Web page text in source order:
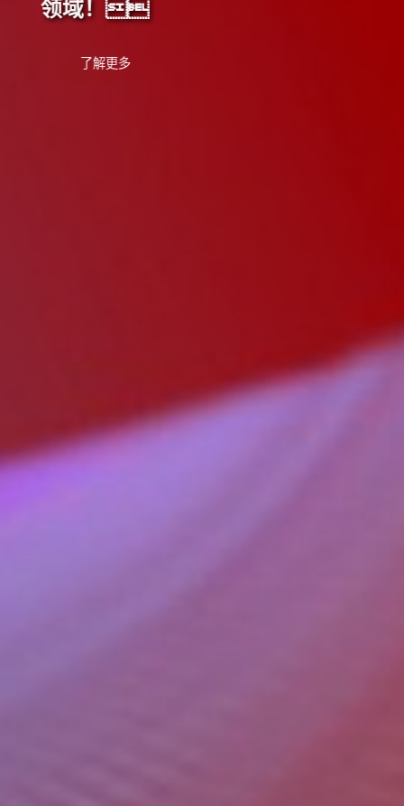
领域！
了解更多